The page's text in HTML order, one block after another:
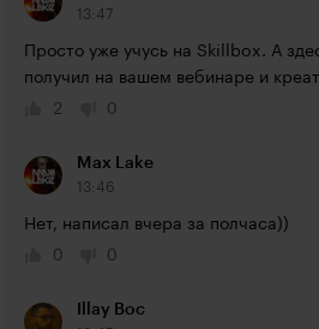
13:47
Просто уже учусь на Skillbox. А
получил на вашем вебинаре и
2
0
Max Lake
13:46
Нет, написал вчера за полчаса))
0
0
Illay Boc